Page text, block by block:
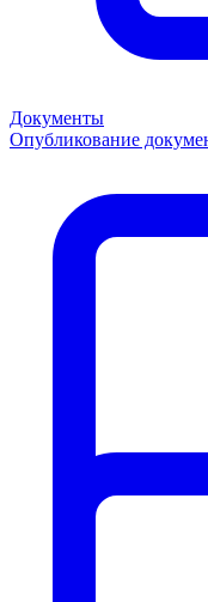
Документы
Опубликование